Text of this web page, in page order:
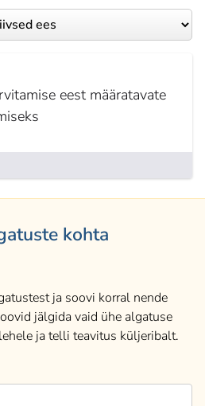
eest määratavate
kohta
ja soovi korral nende
jälgida vaid ühe algatuse
ja telli teavitus küljeribalt.